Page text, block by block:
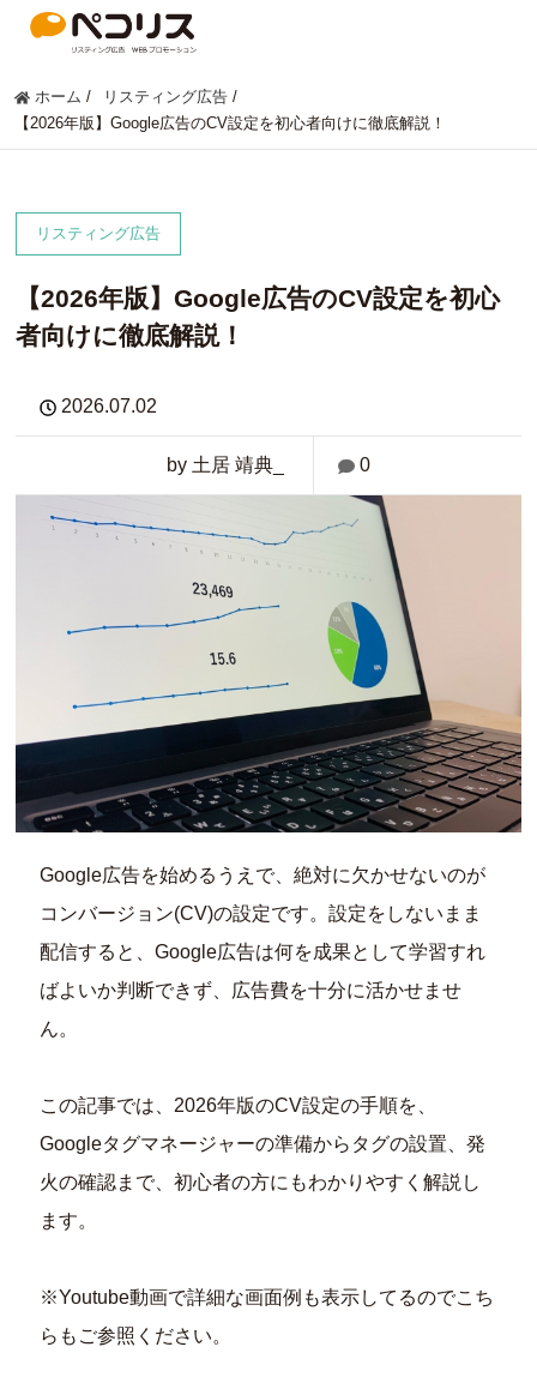
ホーム / リスティング広告 /
【2026年版】Google広告のCV設定を初心者向けに徹底解説！
リスティング広告
【2026年版】Google広告のCV設定を初心
者向けに徹底解説！
2026.07.02
by 土居 靖典_ 0
Google広告を始めるうえで、絶対に欠かせないのが
コンバージョン(CV)の設定です。設定をしないまま
配信すると、Google広告は何を成果として学習すれ
ばよいか判断できず、広告費を十分に活かせませ
ん。
この記事では、2026年版のCV設定の手順を、
Googleタグマネージャーの準備からタグの設置、発
火の確認まで、初心者の方にもわかりやすく解説し
ます。
※Youtube動画で詳細な画面例も表示してるのでこち
らもご参照ください。